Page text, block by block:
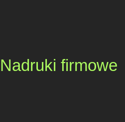
Nadruki firmowe